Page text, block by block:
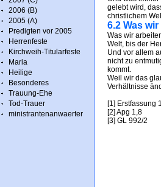
2006 (B)
2005 (A)
Predigten vor 2005
Herrenfeste
Kirchweih-Titularfeste
Maria
Heilige
Besonderes
Trauung-Ehe
Tod-Trauer
ministrantenanwaerter
gelebt wird,
christlichem
6.2 Was
Was wir
Welt, bis der
Und vor allem
nicht zu
kommt.
Weil wir das
Verhältnisse
[1] Erstfassung
[2] Apg 1,8
[3] GL 992/2